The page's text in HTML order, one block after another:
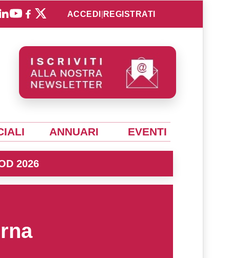
ACCEDI REGISTRATI
ANNUARI EVENTI
2026